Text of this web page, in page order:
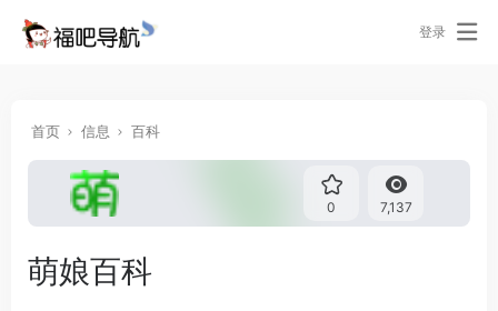
登录
首页 信息 百科
0 7,137
萌娘百科